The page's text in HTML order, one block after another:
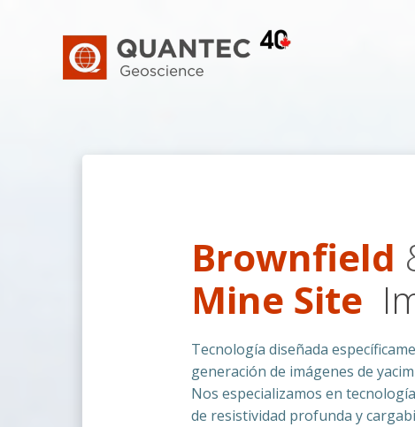
Brownfield
Mine Site
Tecnología diseñada
generación de imágenes de
Nos especializamos en
de resistividad profunda y